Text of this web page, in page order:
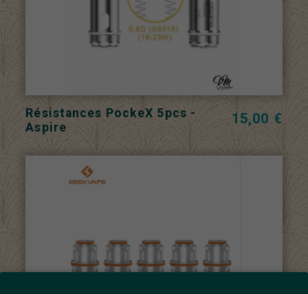
Résistances PockeX 5pcs -
Aspire
15,00 €